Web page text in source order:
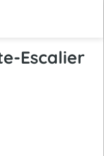
Escalier